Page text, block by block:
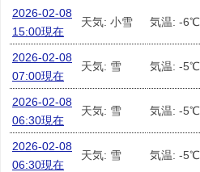
2026-02-08
15:00現在
天気: 小雪 気温: -6℃
2026-02-08
07:00現在
天気: 雪 気温: -5℃
2026-02-08
06:30現在
天気: 雪 気温: -5℃
2026-02-08
06:30現在
天気: 雪 気温: -5℃